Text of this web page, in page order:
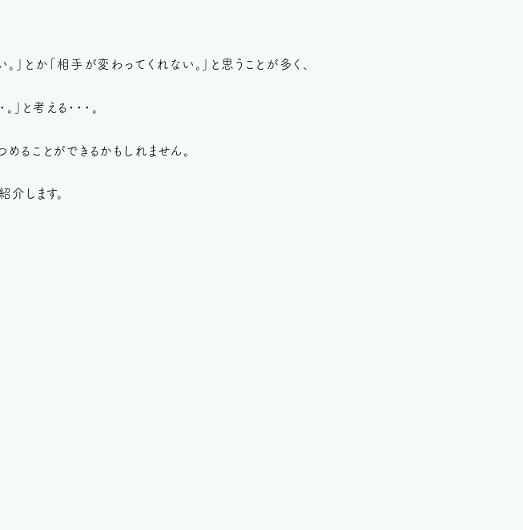
とか「相手が変わってくれない。」と思うことが多く、
と考える・・・。
ることができるかもしれません。
します。